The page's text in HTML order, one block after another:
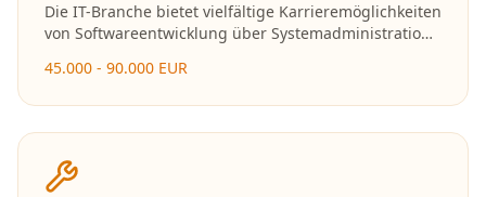
Die IT-Branche bietet vielfältige Karrieremöglichkeiten
von Softwareentwicklung über Systemadministration
fortschreitenden Digitalisierung wächst der Bedarf an
45.000 - 90.000 EUR